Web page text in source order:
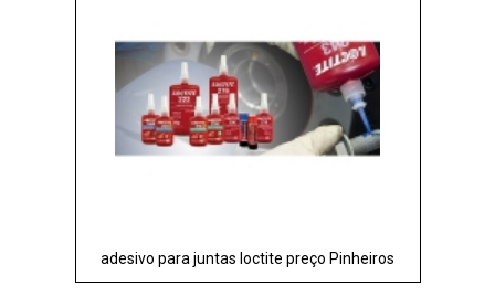
adesivo para juntas loctite preço Pinheiros